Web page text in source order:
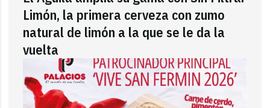
Limón, la primera cerveza con zumo
natural de limón a la que se le da la
vuelta